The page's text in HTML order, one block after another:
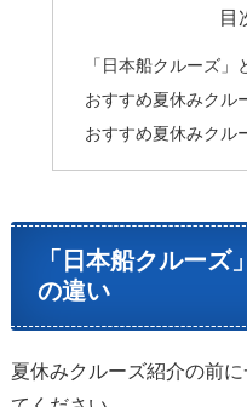
目
「日本船クルーズ
おすすめ夏休みクル
おすすめ夏休みクル
「日本船クルーズ
の違い
夏休みクルーズ紹介の前